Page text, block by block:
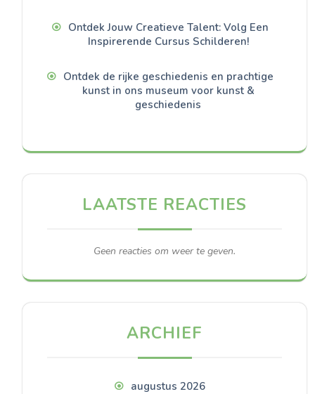
Ontdek Jouw Creatieve Talent: Volg Een
Inspirerende Cursus Schilderen!
Ontdek de rijke geschiedenis en prachtige
kunst in ons museum voor kunst &
geschiedenis
LAATSTE REACTIES
Geen reacties om weer te geven.
ARCHIEF
augustus 2026